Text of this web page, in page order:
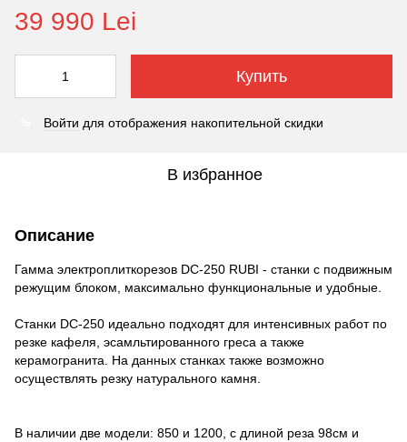
39 990 Lei
Купить
Войти для отображения накопительной скидки
В избранное
Описание
Гамма электроплиткорезов DC-250 RUBI - станки с подвижным
режущим блоком, максимально функциональные и удобные.
Станки DC-250 идеально подходят для интенсивных работ по
резке кафеля, эсамльтированного греса а также
керамогранита. На данных станках также возможно
осуществлять резку натурального камня.
В наличии две модели: 850 и 1200, с длиной реза 98см и